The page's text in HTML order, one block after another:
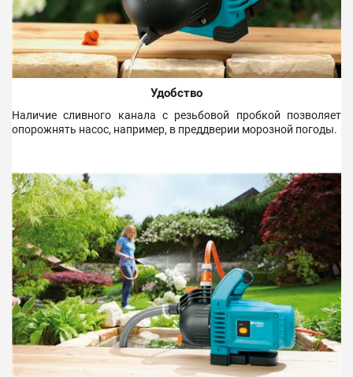
Удобство
Наличие сливного канала с резьбовой пробкой позволяет
опорожнять насос, например, в преддверии морозной погоды.